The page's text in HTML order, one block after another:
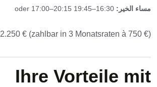
مساء الخير:
2.250 € (zahlbar in 3 Monatsraten à 750 €)
Ihre Vorteile mit